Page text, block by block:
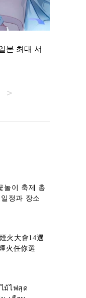
본 최대 서
놀이 축제 총
정과 장소
火大會14選
火任你選
ม้ไฟสุด